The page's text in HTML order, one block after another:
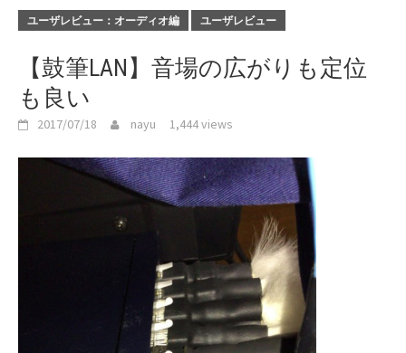
ユーザレビュー：オーディオ編 ユーザレビュー
【鼓筆LAN】音場の広がりも定位
も良い
2017/07/18 nayu 1,444 views